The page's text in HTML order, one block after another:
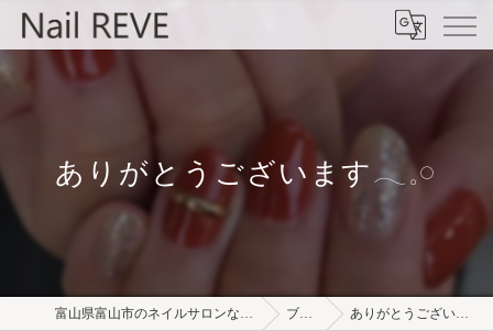
ありがとうございます𓂃𓈒𓏸︎︎︎︎
富山県富山市のネイルサロンならNail REVE ブログ ありがとうございます𓂃𓈒𓏸︎︎︎︎